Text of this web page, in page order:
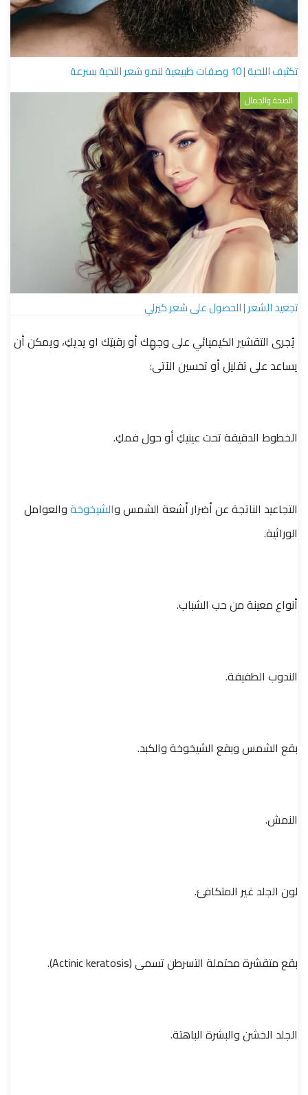
تكثيف اللحية | 10 وصفات طبيعية لنمو شعر اللحية بسرعة
الصحة والجمال
تجعيد الشعر | الحصول على شعر كيرلي
يُجرى التقشير الكيميائي على وجهِك أو رقبتِك او يديكِ، ويمكن أن
يساعد على تقليل أو تحسين الآتى:
الخطوط الدقيقة تحت عينيكِ أو حول فمكِ.
التجاعيد الناتجة عن أضرار أشعة الشمس والشيخوخةوالعوامل
الوراثية.
أنواع معينة من حب الشباب.
الندوب الطفيفة.
بقع الشمس وبقع الشيخوخة والكبد.
النمش.
لون الجلد غير المتكافئ.
بقع متقشرة محتملة التسرطن تسمى (Actinic keratosis).
الجلد الخشن والبشرة الباهتة.